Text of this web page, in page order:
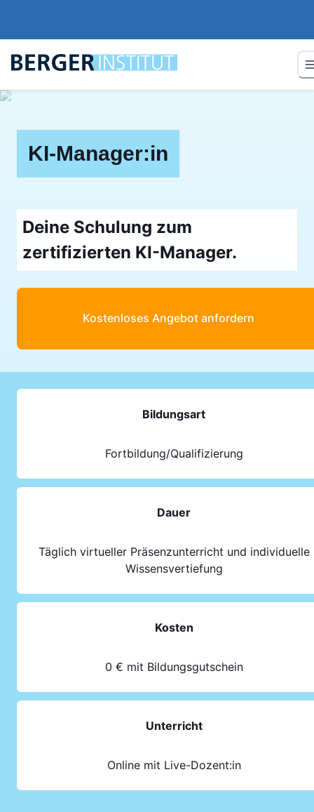
KI-Manager:in
Deine Schulung zum
zertifizierten KI-Manager.
Kostenloses Angebot anfordern
Bildungsart
Fortbildung/Qualifizierung
Dauer
Täglich virtueller Präsenzunterricht und individuelle
Wissensvertiefung
Kosten
0 € mit Bildungsgutschein
Unterricht
Online mit Live-Dozent:in